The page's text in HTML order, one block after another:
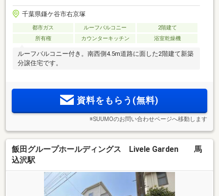
千葉県鎌ケ谷市右京塚
都市ガス ルーフバルコニー
2階建て
所有権
カウンターキッチン 浴室乾燥機
ルーフバルコニー付き。南西側4.5m道路に面した2階建て新築
分譲住宅です。
資料をもらう(無料)
※SUUMOのお問い合わせページへ移動します
飯田グループホールディングス Livele Garden 馬
込沢駅